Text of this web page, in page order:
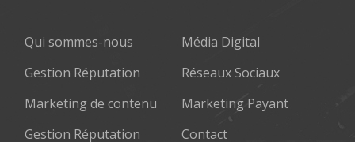
Qui sommes-nous
Média Digital
Gestion Réputation
Réseaux Sociaux
Marketing de contenu
Marketing Payant
Gestion Réputation
Contact